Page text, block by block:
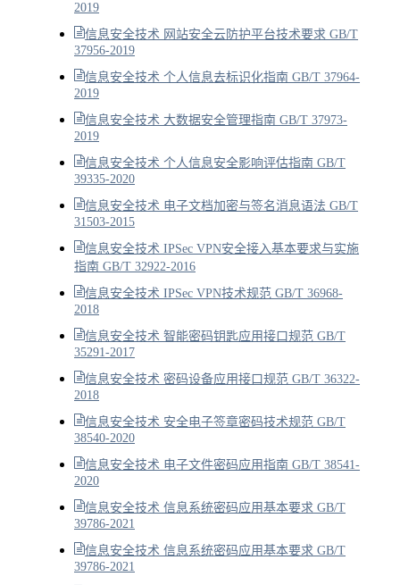
2019
信息安全技术 网站安全云防护平台技术要求 GB/T
37956-2019
信息安全技术 个人信息去标识化指南 GB/T 37964-
2019
信息安全技术 大数据安全管理指南 GB/T 37973-
2019
信息安全技术 个人信息安全影响评估指南 GB/T
39335-2020
信息安全技术 电子文档加密与签名消息语法 GB/T
31503-2015
信息安全技术 IPSec VPN安全接入基本要求与实施
指南 GB/T 32922-2016
信息安全技术 IPSec VPN技术规范 GB/T 36968-
2018
信息安全技术 智能密码钥匙应用接口规范 GB/T
35291-2017
信息安全技术 密码设备应用接口规范 GB/T 36322-
2018
信息安全技术 安全电子签章密码技术规范 GB/T
38540-2020
信息安全技术 电子文件密码应用指南 GB/T 38541-
2020
信息安全技术 信息系统密码应用基本要求 GB/T
39786-2021
信息安全技术 信息系统密码应用基本要求 GB/T
39786-2021